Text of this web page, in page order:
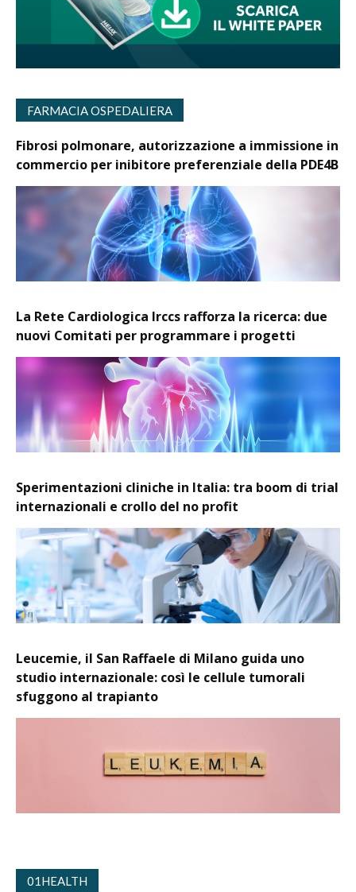
FARMACIA OSPEDALIERA
Fibrosi polmonare, autorizzazione a immissione in
commercio per inibitore preferenziale della PDE4B
La Rete Cardiologica Irccs rafforza la ricerca: due
nuovi Comitati per programmare i progetti
Sperimentazioni cliniche in Italia: tra boom di trial
internazionali e crollo del no profit
Leucemie, il San Raffaele di Milano guida uno
studio internazionale: così le cellule tumorali
sfuggono al trapianto
01HEALTH